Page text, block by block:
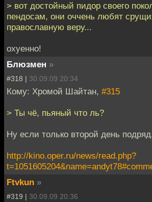
> вот достойный пидор своего
пендосам, они оччень любят
православную веру...
охуенно!
Блюзмен »
#318 | 30.09.09 20:34
Кому: Хромой Шайтан, #315
> Ты чё, пьяный что ль?
Ну если только второй день
http://kino.oper.ru/news/read.php?
Ftvkun »
#319 | 30.09.09 20:36